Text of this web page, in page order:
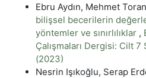
Ebru Aydın, Mehmet
bilişsel becerilerin
yöntemler ve sınırlılıklar ,
Çalışmaları Dergisi: Cilt 7
(2023)
Nesrin Işıkoğlu, Serap